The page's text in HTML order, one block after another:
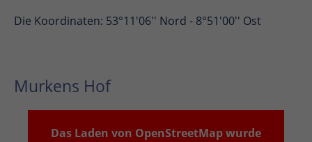
Die Koordinaten: 53°11'06'' Nord - 8°51'00'' Ost
Murkens Hof
Das Laden von OpenStreetMap wurde